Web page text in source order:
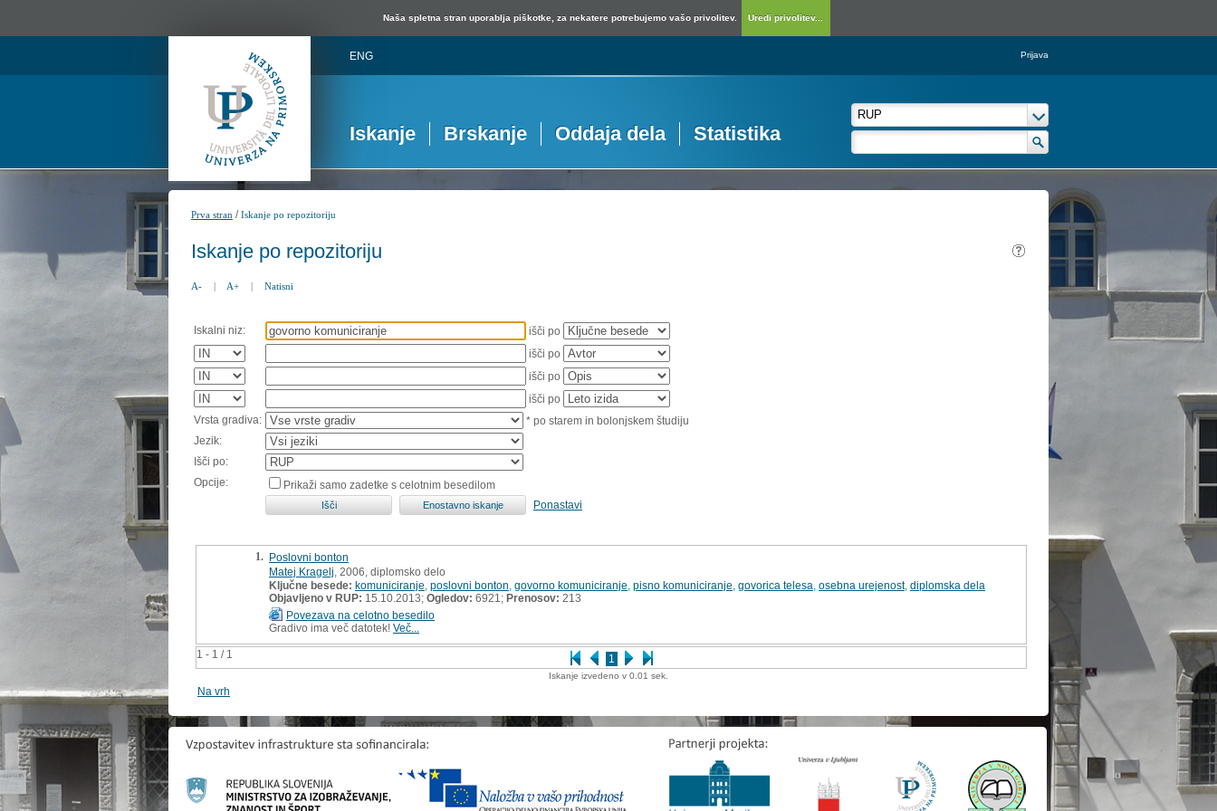
Naša spletna stran uporablja piškotke, za nekatere potrebujemo vašo privolitev. Uredi privolitev...
ENG Prijava
Iskanje Brskanje Oddaja dela Statistika
Prva stran /Iskanje po repozitoriju
Iskanje po repozitoriju
A- | A+ | Natisni
Iskalni niz:
išči po
išči po
išči po
išči po
Vrsta gradiva:
* po starem in bolonjskem študiju
Jezik:
Išči po:
Opcije:
Prikaži samo zadetke s celotnim besedilom
Ponastavi
1 - 1 / 1 1
1. Poslovni bonton
Matej Kragelj , 2006, diplomsko delo
Ključne besede: komuniciranje poslovni bonton govorno komuniciranje pisno komuniciranje govorica telesa osebna urejenost, diplomska dela
Objavljeno v RUP: 15.10.2013; Ogledov: 6921; Prenosov: 213
Povezava na celotno besedilo
Gradivo ima več datotek! Več...
Iskanje izvedeno v 0.01 sek.
Na vrh